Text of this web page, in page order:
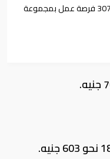
مصر: الإعلان عن 3070 فرصة عمل بمجموعة